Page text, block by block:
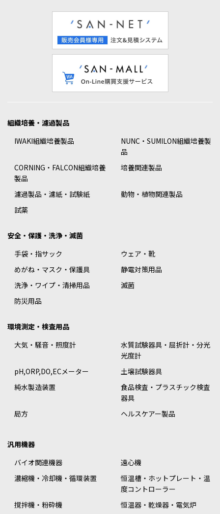
組織培養・濾過製品
IWAKI組織培養製品
NUNC・SUMILON組織培養製
品
CORNING・FALCON組織培養
製品
培養関連製品
濾過製品・濾紙・試験紙
動物・植物関連製品
試薬
安全・保護・洗浄・滅菌
手袋・指サック
ウェア・靴
めがね・マスク・保護具
静電対策用品
洗浄・ワイプ・清掃用品
滅菌
防災用品
環境測定・検査用品
大気・騒音・照度計
水質試験器具・屈折計・分光
光度計
pH,ORP,DO,ECメーター
土壌試験器具
純水製造装置
食品検査・プラスチック検査
器具
局方
ヘルスケアー製品
汎用機器
バイオ関連機器
遠心機
濃縮機・冷却機・循環装置
恒温槽・ホットプレート・温
度コントローラー
撹拌機・粉砕機
恒温器・乾燥器・電気炉